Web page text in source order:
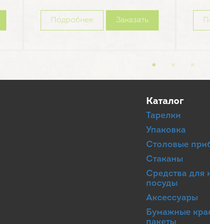
Подробнее Заказать
Каталог
Тарелки
Упаковка
Столовые
Стаканы
Средства для
посуды
Аксессуары
Бумажные